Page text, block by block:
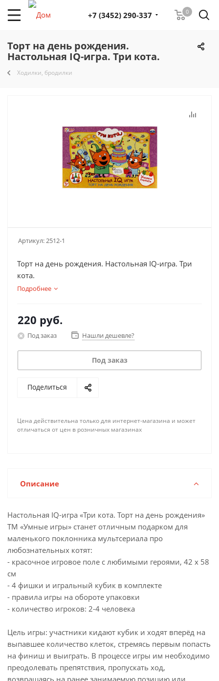
0
+7 (3452) 290-337
Торт на день рождения.
Настольная IQ-игра. Три кота.
Ходилки, бродилки
Артикул:2512-1
Торт на день рождения. Настольная IQ-игра. Три
кота.
Подробнее
220 руб.
Под заказ Нашли дешевле?
Под заказ
Поделиться
Цена действительна только для интернет-магазина и может
отличаться от цен в розничных магазинах
Описание
Настольная IQ-игра «Три кота. Торт на день рождения»
ТМ «Умные игры» станет отличным подарком для
маленького поклонника мультсериала про
любознательных котят:
- красочное игровое поле с любимыми героями, 42 х 58
см
- 4 фишки и игральный кубик в комплекте
- правила игры на обороте упаковки
- количество игроков: 2-4 человека
Цель игры: участники кидают кубик и ходят вперёд на
выпавшее количество клеток, стремясь первым попасть
на финиш и выиграть. В процессе игры им необходимо
преодолевать препятствия, пропускать ход,
возвращаясь на ранее занимаемую позицию или